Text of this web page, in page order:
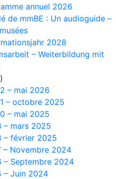
annuel 2026
de mmBE : Un audioguide –
2028
– Weiterbildung mit
– mai 2026
– octobre 2025
– mai 2025
– mars 2025
– février 2025
– Novembre 2024
– Septembre 2024
– Juin 2024